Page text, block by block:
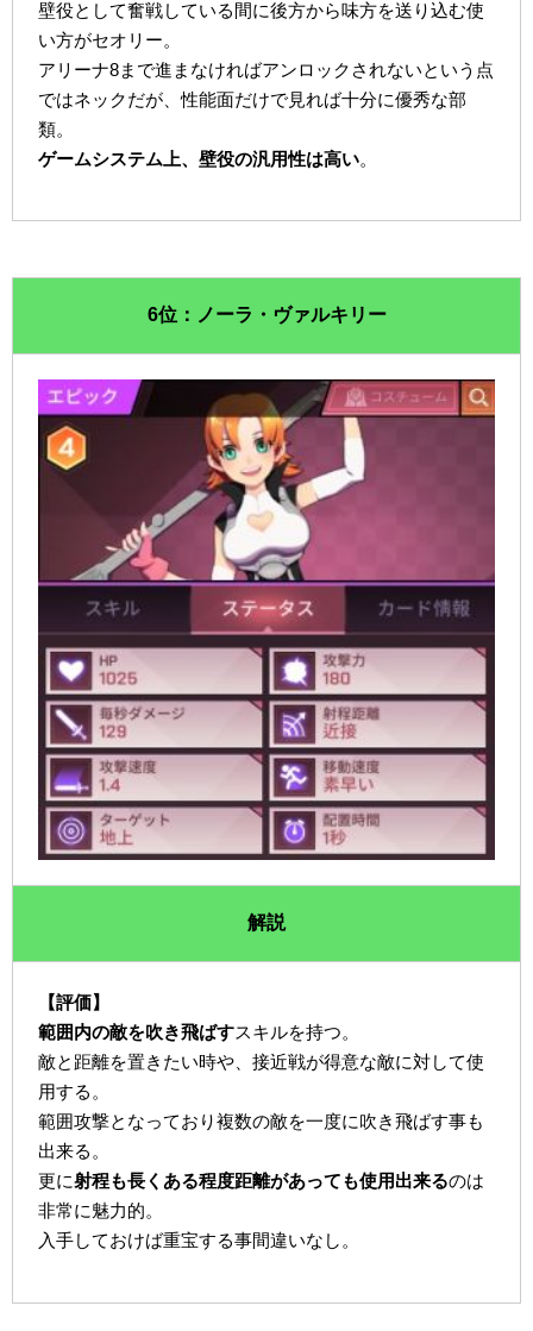
壁役として奮戦している間に後方から味方を送り込む使
い方がセオリー。
アリーナ8まで進まなければアンロックされないという点
ではネックだが、性能面だけで見れば十分に優秀な部
類。
ゲームシステム上、壁役の汎用性は高い。
6位：ノーラ・ヴァルキリー
解説
【評価】
範囲内の敵を吹き飛ばすスキルを持つ。
敵と距離を置きたい時や、接近戦が得意な敵に対して使
用する。
範囲攻撃となっており複数の敵を一度に吹き飛ばす事も
出来る。
更に射程も長くある程度距離があっても使用出来るのは
非常に魅力的。
入手しておけば重宝する事間違いなし。